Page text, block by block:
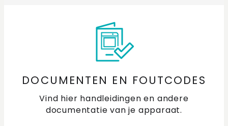
DOCUMENTEN EN FOUTCODES
Vind hier handleidingen en andere
documentatie van je apparaat.